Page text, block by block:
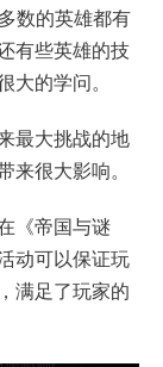
数的英雄都有
有些英雄的技
大的学问。
最大挑战的地
来很大影响。
《帝国与谜
动可以保证玩
满足了玩家的